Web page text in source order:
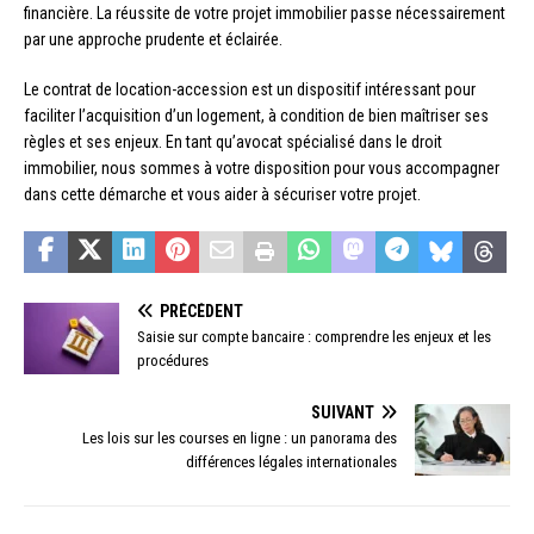
financière. La réussite de votre projet immobilier passe nécessairement
par une approche prudente et éclairée.
Le contrat de location-accession est un dispositif intéressant pour
faciliter l’acquisition d’un logement, à condition de bien maîtriser ses
règles et ses enjeux. En tant qu’avocat spécialisé dans le droit
immobilier, nous sommes à votre disposition pour vous accompagner
dans cette démarche et vous aider à sécuriser votre projet.
PRÉCÉDENT
Saisie sur compte bancaire : comprendre les enjeux et les
procédures
SUIVANT
Les lois sur les courses en ligne : un panorama des
différences légales internationales